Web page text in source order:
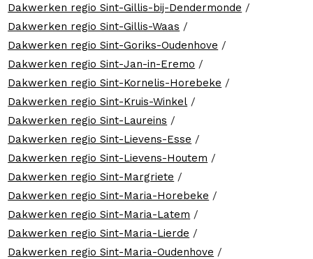
Dakwerken regio Sint-Gillis-bij-Dendermonde /
Dakwerken regio Sint-Gillis-Waas /
Dakwerken regio Sint-Goriks-Oudenhove /
Dakwerken regio Sint-Jan-in-Eremo /
Dakwerken regio Sint-Kornelis-Horebeke /
Dakwerken regio Sint-Kruis-Winkel /
Dakwerken regio Sint-Laureins /
Dakwerken regio Sint-Lievens-Esse /
Dakwerken regio Sint-Lievens-Houtem /
Dakwerken regio Sint-Margriete /
Dakwerken regio Sint-Maria-Horebeke /
Dakwerken regio Sint-Maria-Latem /
Dakwerken regio Sint-Maria-Lierde /
Dakwerken regio Sint-Maria-Oudenhove /